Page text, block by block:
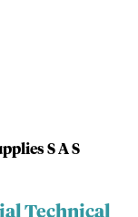
S A S
Technical